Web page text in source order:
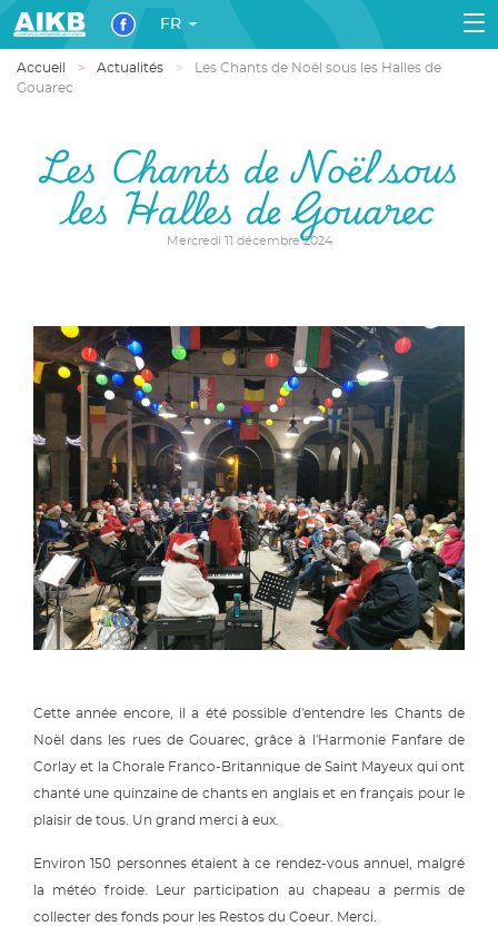
FR
Accueil Actualités
Les Chants de Noël sous les Halles de
Gouarec
Les Chants de Noël sous
les Halles de Gouarec
Mercredi 11 décembre 2024
Cette année encore, il a été possible d'entendre les Chants de
Noël dans les rues de Gouarec, grâce à l'Harmonie Fanfare de
Corlay et la Chorale Franco-Britannique de Saint Mayeux qui ont
chanté une quinzaine de chants en anglais et en français pour le
plaisir de tous. Un grand merci à eux.
Environ 150 personnes étaient à ce rendez-vous annuel, malgré
la météo froide. Leur participation au chapeau a permis de
collecter des fonds pour les Restos du Coeur. Merci.